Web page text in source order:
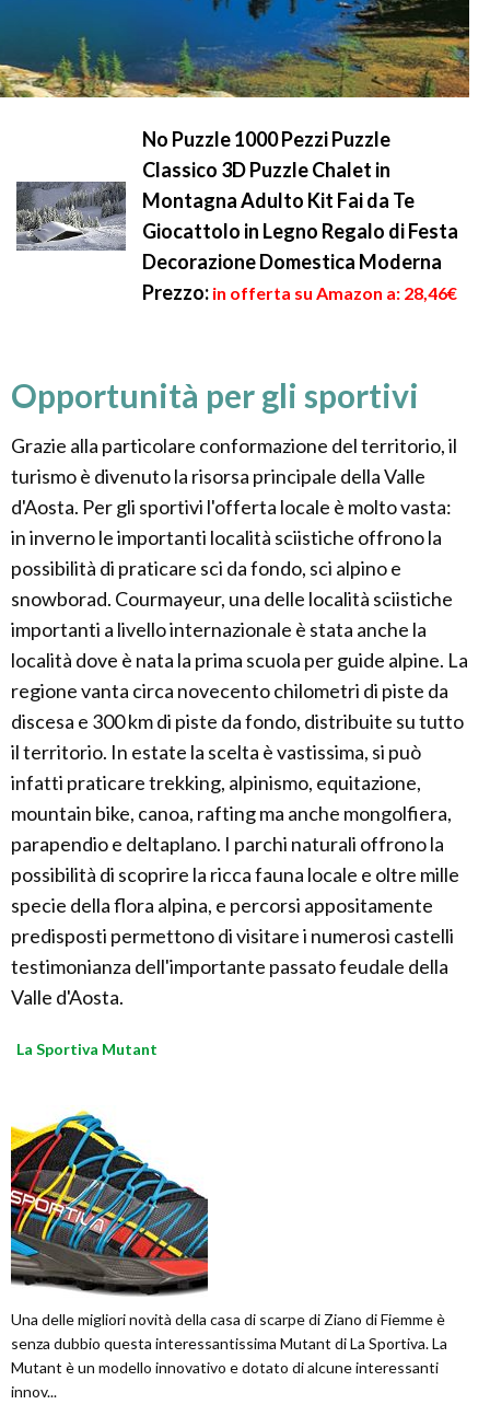
No Puzzle 1000 Pezzi Puzzle
Classico 3D Puzzle Chalet in
Montagna Adulto Kit Fai da Te
Giocattolo in Legno Regalo di Festa
Decorazione Domestica Moderna
Prezzo: in offerta su Amazon a: 28,46€
Opportunità per gli sportivi
Grazie alla particolare conformazione del territorio, il
turismo è divenuto la risorsa principale della Valle
d'Aosta. Per gli sportivi l'offerta locale è molto vasta:
in inverno le importanti località sciistiche offrono la
possibilità di praticare sci da fondo, sci alpino e
snowborad. Courmayeur, una delle località sciistiche
importanti a livello internazionale è stata anche la
località dove è nata la prima scuola per guide alpine. La
regione vanta circa novecento chilometri di piste da
discesa e 300 km di piste da fondo, distribuite su tutto
il territorio. In estate la scelta è vastissima, si può
infatti praticare trekking, alpinismo, equitazione,
mountain bike, canoa, rafting ma anche mongolfiera,
parapendio e deltaplano. I parchi naturali offrono la
possibilità di scoprire la ricca fauna locale e oltre mille
specie della flora alpina, e percorsi appositamente
predisposti permettono di visitare i numerosi castelli
testimonianza dell'importante passato feudale della
Valle d'Aosta.
La Sportiva Mutant
Una delle migliori novità della casa di scarpe di Ziano di Fiemme è
senza dubbio questa interessantissima Mutant di La Sportiva. La
Mutant è un modello innovativo e dotato di alcune interessanti
innov...